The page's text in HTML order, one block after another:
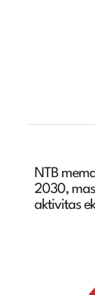
NTB
2030,
aktivitas